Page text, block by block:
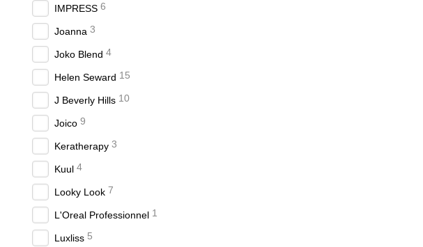
IMPRESS 6
Joanna 3
Joko Blend 4
Helen Seward 15
J Beverly Hills 10
Joico 9
Keratherapy 3
Kuul 4
Looky Look 7
L'Oreal Professionnel 1
Luxliss 5